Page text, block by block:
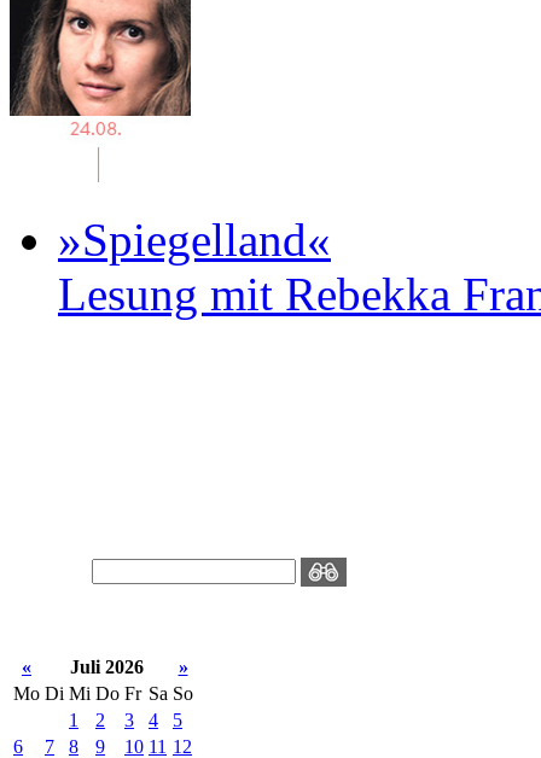
»Spiegelland«
Lesung mit Rebekka
« Juli 2026
»
Mo Di Mi Do Fr Sa So
1
2 3 4
5
6
7 8 9 10 11 12